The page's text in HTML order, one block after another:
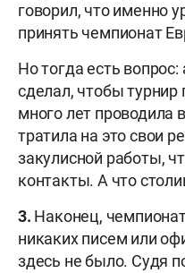
говорил, что именно
принять чемпионат
Но тогда есть
сделал, чтобы турнир
много лет проводила
тратила на это свои
закулисной работы,
контакты. А что
3. Наконец,
никаких писем или
здесь не было. Судя